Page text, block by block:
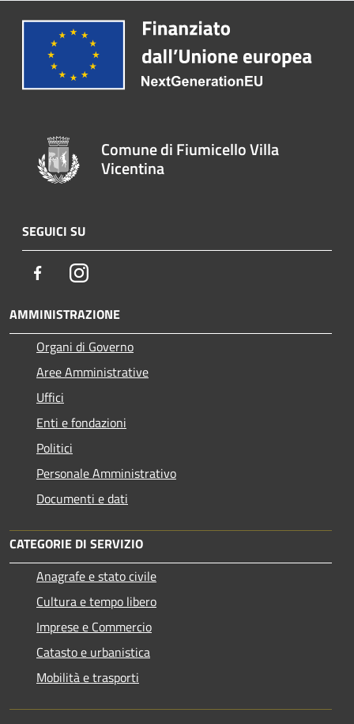
Comune di Fiumicello Villa
Vicentina
SEGUICI SU
FacebookInstagram
AMMINISTRAZIONE
Organi di Governo
Aree Amministrative
Uffici
Enti e fondazioni
Politici
Personale Amministrativo
Documenti e dati
CATEGORIE DI SERVIZIO
Anagrafe e stato civile
Cultura e tempo libero
Imprese e Commercio
Catasto e urbanistica
Mobilità e trasporti